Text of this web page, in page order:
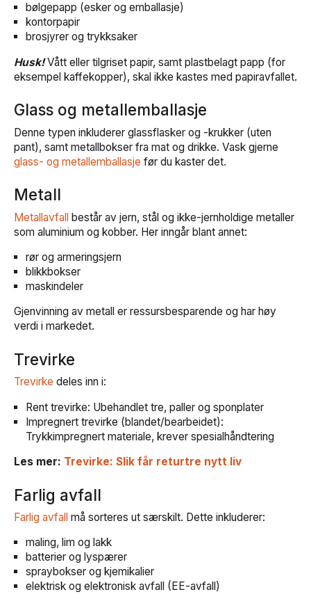
bølgepapp (esker og emballasje)
kontorpapir
brosjyrer og trykksaker
Husk!Vått eller tilgriset papir, samt plastbelagt papp (for
eksempel kaffekopper), skal ikke kastes med papiravfallet.
Glass og metallemballasje
Denne typen inkluderer glassflasker og -krukker (uten
pant), samt metallbokser fra mat og drikke. Vask gjerne
glass- og metallemballasje før du kaster det.
Metall
Metallavfall består av jern, stål og ikke-jernholdige metaller
som aluminium og kobber. Her inngår blant annet:
rør og armeringsjern
blikkbokser
maskindeler
Gjenvinning av metall er ressursbesparende og har høy
verdi i markedet.
Trevirke
Trevirke deles inn i:
Rent trevirke: Ubehandlet tre, paller og sponplater
Impregnert trevirke (blandet/bearbeidet):
Trykkimpregnert materiale, krever spesialhåndtering
Les mer: Trevirke: Slik får returtre nytt liv
Farlig avfall
Farlig avfall må sorteres ut særskilt. Dette inkluderer:
maling, lim og lakk
batterier og lyspærer
spraybokser og kjemikalier
elektrisk og elektronisk avfall (EE-avfall)